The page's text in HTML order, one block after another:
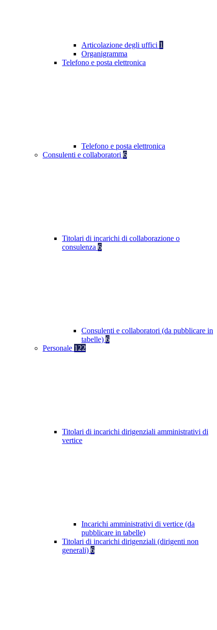
Articolazione degli uffici 1
Organigramma
Telefono e posta elettronica
Telefono e posta elettronica
Consulenti e collaboratori 6
Titolari di incarichi di collaborazione o
consulenza 6
Consulenti e collaboratori (da pubblicare in
tabelle) 6
Personale 122
Titolari di incarichi dirigenziali amministrativi di
vertice
Incarichi amministrativi di vertice (da
pubblicare in tabelle)
Titolari di incarichi dirigenziali (dirigenti non
generali) 6